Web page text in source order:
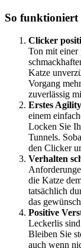
So
Clicker
Ton mit einer
Katze
Vorgang
zuverlässig
Erstes
einem
Locken Sie
Tunnels.
den Clicker
Verhalten
die Katze
tatsächlich
das
Positive
Leckerlis
Bleiben Sie
auch wenn